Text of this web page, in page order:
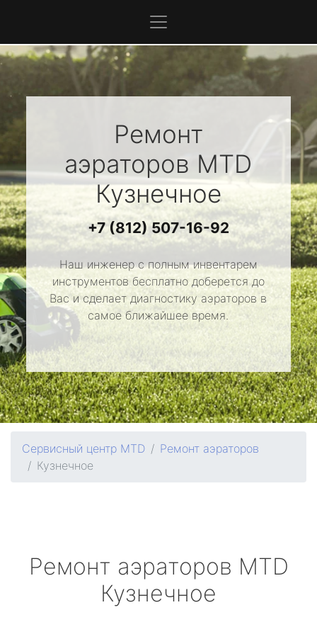
Ремонт
аэраторов MTD
Кузнечное
+7 (812) 507-16-92
Наш инженер с полным инвентарем
инструментов бесплатно доберется до
Вас и сделает диагностику аэраторов в
самое ближайшее время.
Сервисный центр MTD
Ремонт аэраторов
Кузнечное
Ремонт аэраторов MTD
Кузнечное